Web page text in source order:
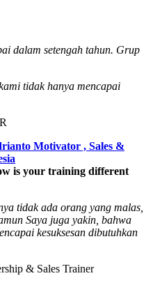
dalam setengah tahun. Grup
tidak hanya mencapai
is your training different
tidak ada orang yang malas,
Saya juga yakin, bahwa
kesuksesan dibutuhkan
& Sales Trainer